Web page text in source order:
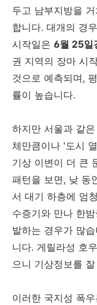
두고 남부지방을
합니다. 대개의 경
시작일은 6월 25일
권 지역의 장마 시
것으로 예측되며,
률이 높습니다.
하지만 서울과 같
체만큼이나 '도시
기상 이변이 더 큰
패턴을 보면, 낮 동
서 대기 하층에 엄
수증기와 만나 한
발하는 경우가 많
니다. 게릴라성 호
으니 기상정보를
이러한 국지성 폭